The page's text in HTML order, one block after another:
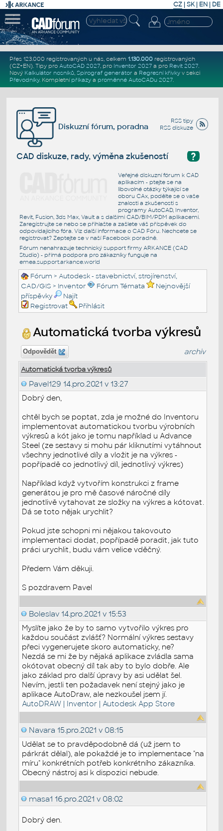
CZ | SK| EN | DE
Přes 123.000 registrovaných u nás, celkem 1.130.000registrovaných
(CZ+EN). Tipy pro AutoCAD 2027, pro Inventor 2027a pro Revit 2027.
Nový Kalkulátor nosníků, Spirograf generátor a Regresní křivkyv sekci
Převodníky. Kompletní příkazya proměnné AutoCADu 2027.
RSS tipy
RSS diskuze
Diskuzní fórum, poradna
?
CAD diskuze, rady, výměna zkušeností
Veřejné diskuzní fórum k CAD
aplikacím - ptejte se na
libovolné otázky týkající se
oboru CAx, podělte se o vaše
znalosti a zkušenosti s
programy AutoCAD, Inventor,
Revit, Fusion, 3ds Max, Vault a s dalšími CAD/BIM/PDM aplikacemi.
Zaregistrujte se nebo se přihlašte a zašlete váš příspěvek do
odpovídajícího fóra. Viz další informace o CAD Fóru. Nechcete se
registrovat? Zeptejte se v naší Facebook poradně.
Fórum nenahrazuje technický support firmy ARKANCE (CAD
Studio) - přímá podpora pro zákazníky funguje na
emea.support.arkance.world
Fórum >Autodesk - stavebnictví, strojírenství,
CAD/GIS > Inventor Fórum Témata
Nejnovější
příspěvky
Najít
Registrovat
Přihlásit
Automatická tvorba výkresů
Odpovědět archiv
Automatická tvorba výkresů
Pavel129 14.pro.2021 v 13:27
Dobrý den,
chtěl bych se poptat, zda je možné do Inventoru
implementovat automatickou tvorbu výrobních
výkresů a kót jako je tomu například u Advance
Steel (ze sestavy si mohu pár kliknutími vytáhnout
všechny jednotlivé díly a vložit je na výkres -
popřípadě co jednotlivý díl, jednotlivý výkres)
Například když vytvořím konstrukci z frame
generátou je pro mě časové náročné díly
jednotlivě vytahovat ze složky na výkres a kótovat.
Dá se toto nějak urychlit?
Pokud jste schopni mi nějakou takovouto
implementaci dodat, popřípadě poradit, jak tuto
práci urychlit, budu vám velice vděčný.
Předem Vám děkuji.
S pozdravem Pavel
Boleslav 14.pro.2021 v 15:53
Myslíte jako že by to samo vytvořilo výkres pro
každou součást zvlášť? Normální výkres sestavy
přeci vygenerujete skoro automaticky, ne?
Nezdá se mi že by nějaká aplikace zvládla sama
okótovat obecný díl tak aby to bylo dobře. Ale
jako základ pro další úpravy by asi udělat šel.
Nevím, jestli ten požadavek není stejný jako je
aplikace AutoDraw, ale nezkoušel jsem jí.
AutoDRAW | Inventor | Autodesk App Store
Navara 15.pro.2021 v 08:15
Udělat se to pravděpodobně dá (už jsem to
párkrát dělal), ale pokaždé je to implementace "na
míru" konkrétních potřeb konkrétního zákazníka.
Obecný nástroj asi k dispozici nebude.
masa1 16.pro.2021 v 08:02
Dobrý den.